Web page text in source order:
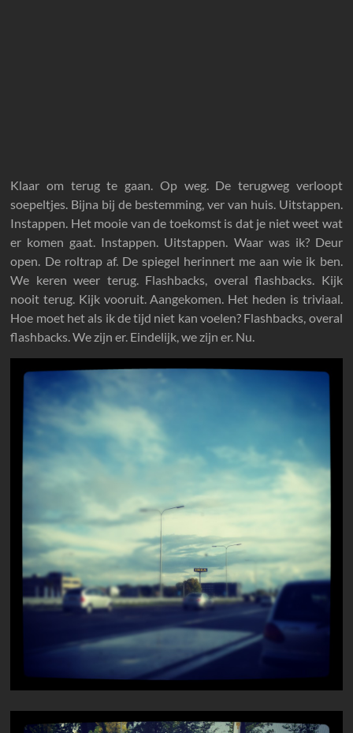
Klaar om terug te gaan. Op weg. De terugweg verloopt
soepeltjes. Bijna bij de bestemming, ver van huis. Uitstappen.
Instappen. Het mooie van de toekomst is dat je niet weet wat
er komen gaat. Instappen. Uitstappen. Waar was ik? Deur
open. De roltrap af. De spiegel herinnert me aan wie ik ben.
We keren weer terug. Flashbacks, overal flashbacks. Kijk
nooit terug. Kijk vooruit. Aangekomen. Het heden is triviaal.
Hoe moet het als ik de tijd niet kan voelen? Flashbacks, overal
flashbacks. We zijn er. Eindelijk, we zijn er. Nu.